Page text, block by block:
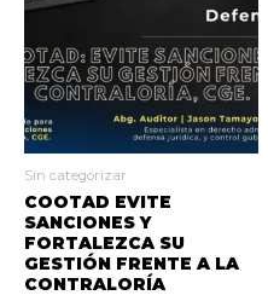
Sin categorizar
COOTAD EVITE
SANCIONES Y
FORTALEZCA SU
GESTIÓN FRENTE A LA
CONTRALORÍA